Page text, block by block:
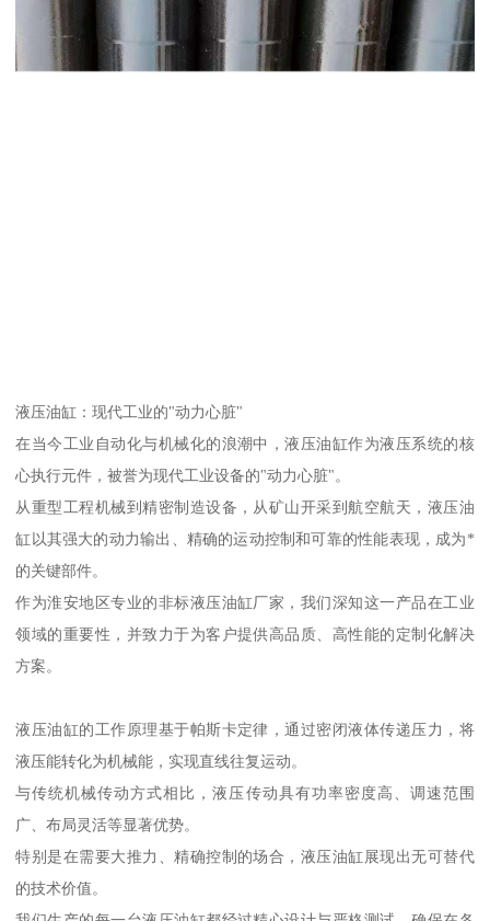
液压油缸：现代工业的"动力心脏"
在当今工业自动化与机械化的浪潮中，液压油缸作为液压系统的核
心执行元件，被誉为现代工业设备的"动力心脏"。
从重型工程机械到精密制造设备，从矿山开采到航空航天，液压油
缸以其强大的动力输出、精确的运动控制和可靠的性能表现，成为*
的关键部件。
作为淮安地区专业的非标液压油缸厂家，我们深知这一产品在工业
领域的重要性，并致力于为客户提供高品质、高性能的定制化解决
方案。
液压油缸的工作原理基于帕斯卡定律，通过密闭液体传递压力，将
液压能转化为机械能，实现直线往复运动。
与传统机械传动方式相比，液压传动具有功率密度高、调速范围
广、布局灵活等显著优势。
特别是在需要大推力、精确控制的场合，液压油缸展现出无可替代
的技术价值。